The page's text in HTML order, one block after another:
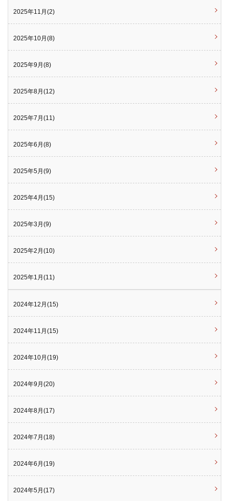
2025年11月(2)
2025年10月(8)
2025年9月(8)
2025年8月(12)
2025年7月(11)
2025年6月(8)
2025年5月(9)
2025年4月(15)
2025年3月(9)
2025年2月(10)
2025年1月(11)
2024年12月(15)
2024年11月(15)
2024年10月(19)
2024年9月(20)
2024年8月(17)
2024年7月(18)
2024年6月(19)
2024年5月(17)